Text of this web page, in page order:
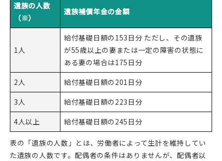
遺族の人数
（※）
遺族補償年金の金額
1人
給付基礎日額の153日分 ただし、その遺族
が55歳以上の妻または一定の障害の状態に
ある妻の場合は175日分
2人
給付基礎日額の201日分
3人
給付基礎日額の223日分
4人以上
給付基礎日額の245日分
表の「遺族の人数」とは、労働者によって生計を維持してい
た遺族の人数です。配偶者の条件はありませんが、配偶者以